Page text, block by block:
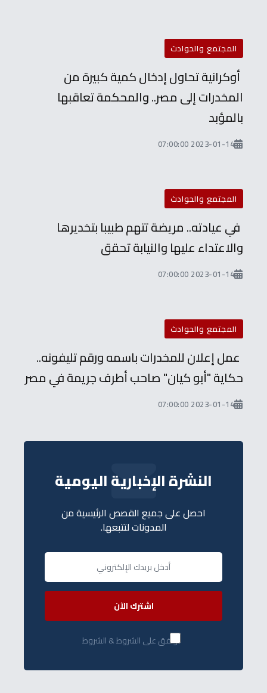
المجتمع والحوادث
أوكرانية تحاول إدخال كمية كبيرة من
المخدرات إلى مصر.. والمحكمة تعاقبها
بالمؤبد
2023-01-14 07:00:00
المجتمع والحوادث
في عيادته.. مريضة تتهم طبيبا بتخديرها
والاعتداء عليها والنيابة تحقق
2023-01-14 07:00:00
المجتمع والحوادث
عمل إعلان للمخدرات باسمه ورقم تليفونه..
حكاية "أبو كيان" صاحب أطرف جريمة في مصر
2023-01-14 07:00:00
النشرة الإخبارية اليومية
احصل على جميع القصص الرئيسية من
المدونات لتتبعها.
اشترك الآن
أوافق على الشروط & الشروط